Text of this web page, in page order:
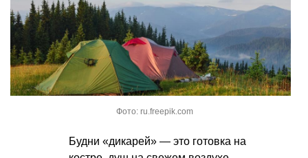
Фото: ru.freepik.com
Будни «дикарей» — это готовка на